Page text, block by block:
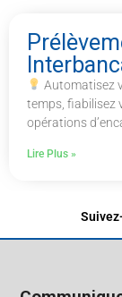
Automatisez
temps, fiabilisez
opérations
Lire Plus »